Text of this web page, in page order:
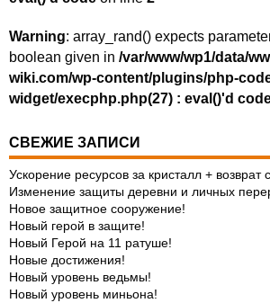
Warning: array_rand() expects
boolean given in /var/www/wp1/data/
wiki.com/wp-content/plugins/php-
widget/execphp.php(27) : eval()'d
СВЕЖИЕ ЗАПИСИ
Ускорение ресурсов за кристалл + возврат
Изменение защиты деревни и личных
Новое защитное сооружение!
Новый герой в защите!
Новый Герой на 11 ратуше!
Новые достижения!
Новый уровень ведьмы!
Новый уровень миньона!